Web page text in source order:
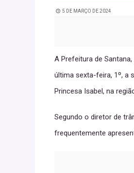
5 DE MARÇO DE 2024
A Prefeitura de
última sexta-feira, 1º, a
Princesa Isabel, na
Segundo o diretor de
frequentemente